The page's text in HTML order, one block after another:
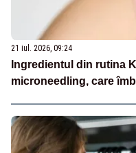
21 iul. 2026, 09:24
Ingredientul din rutina
microneedling, care